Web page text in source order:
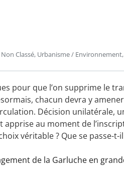
Non Classé, Urbanisme / Environnement,
pour que l’on supprime le
chacun devra y
Décision unilatérale,
au moment de
véritable ? Que se passe-t-il
de la Garluche en